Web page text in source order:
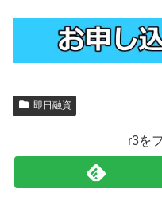
即日融資
r3を